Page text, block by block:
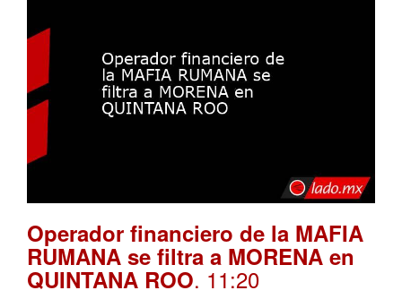
Operador financiero de la MAFIA
RUMANA se filtra a MORENA en
QUINTANA ROO. 11:20